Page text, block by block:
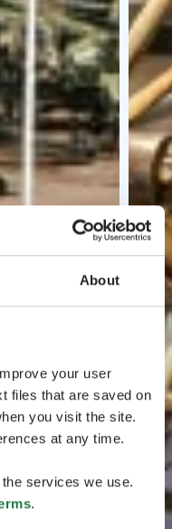
About
your user
files that are saved on
you visit the site.
at any time.
services we use.
.